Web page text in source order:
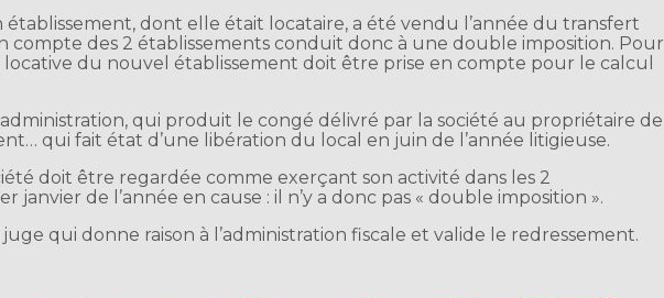
établissement, dont elle était locataire, a été vendu l’année du transfert
compte des 2 établissements conduit donc à une double imposition. Pour
du nouvel établissement doit être prise en compte pour le calcul
qui produit le congé délivré par la société au propriétaire de
qui fait état d’une libération du local en juin de l’année litigieuse.
doit être regardée comme exerçant son activité dans les 2
janvier de l’année en cause : il n’y a donc pas « double imposition ».
qui donne raison à l’administration fiscale et valide le redressement.